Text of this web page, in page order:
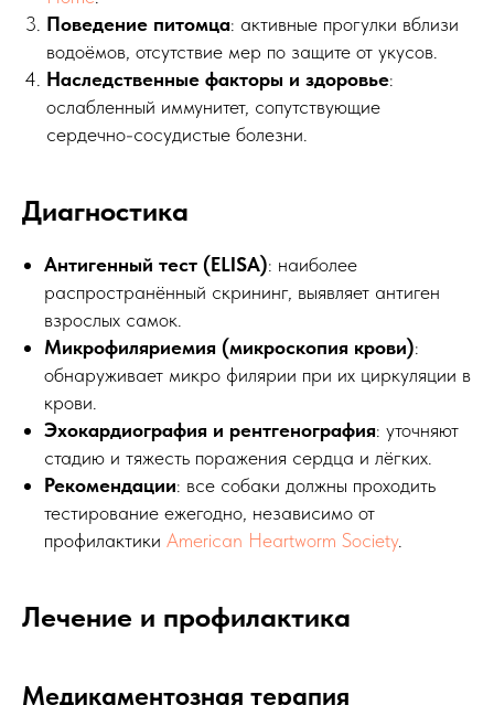
Поведение питомца: активные прогулки вблизи
водоёмов, отсутствие мер по защите от укусов.
Наследственные факторы и здоровье:
ослабленный иммунитет, сопутствующие
сердечно-сосудистые болезни.
Диагностика
Антигенный тест (ELISA): наиболее
распространённый скрининг, выявляет антиген
взрослых самок.
Микрофиляриемия (микроскопия крови):
обнаруживает микро филярии при их циркуляции в
крови.
Эхокардиография и рентгенография: уточняют
стадию и тяжесть поражения сердца и лёгких.
Рекомендации: все собаки должны проходить
тестирование ежегодно, независимо от
профилактики American Heartworm Society.
Лечение и профилактика
Медикаментозная терапия